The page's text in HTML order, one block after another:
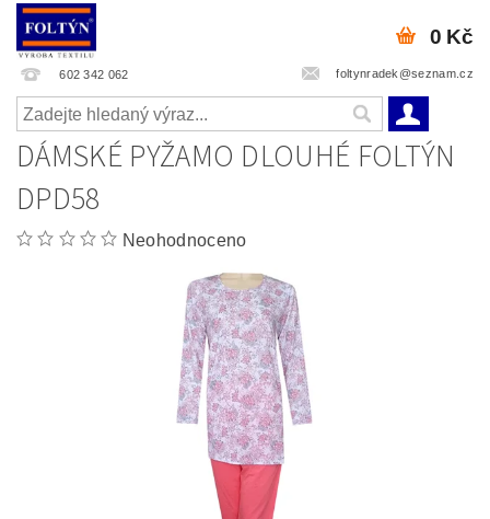
602 342 062 foltynradek@seznam.cz
0 Kč
DÁMSKÉ PYŽAMO DLOUHÉ FOLTÝN
DPD58
Neohodnoceno